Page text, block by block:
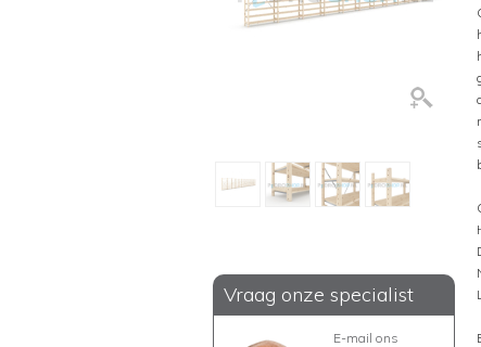
Vraag onze specialist
E-mail ons